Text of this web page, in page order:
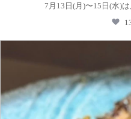
7月13日(月)〜15日(水)